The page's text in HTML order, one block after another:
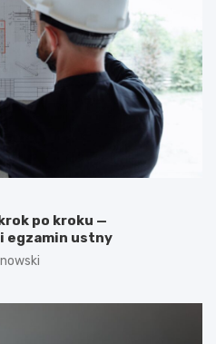
po kroku —
egzamin ustny